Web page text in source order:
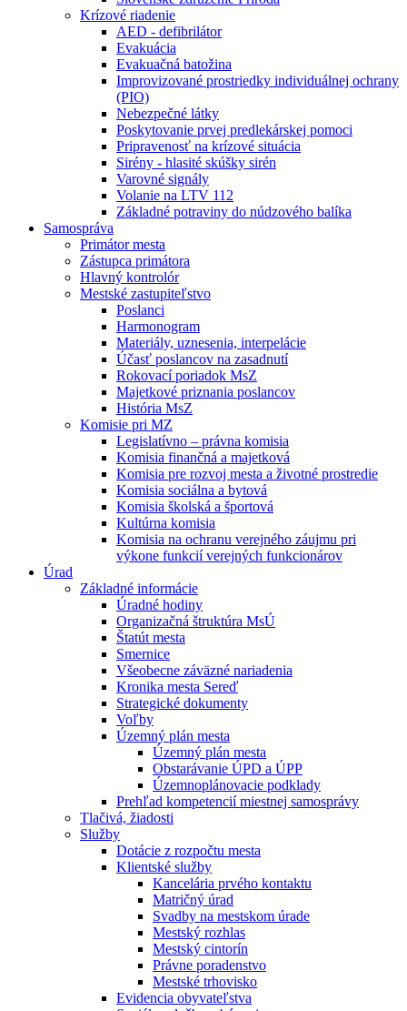
Krízové riadenie
AED - defibrilátor
Evakuácia
Evakuačná batožina
Improvizované prostriedky individuálnej ochrany
(PIO)
Nebezpečné látky
Poskytovanie prvej predlekárskej pomoci
Pripravenosť na krízové situácia
Sirény - hlasité skúšky sirén
Varovné signály
Volanie na LTV 112
Základné potraviny do núdzového balíka
Samospráva
Primátor mesta
Zástupca primátora
Hlavný kontrolór
Mestské zastupiteľstvo
Poslanci
Harmonogram
Materiály, uznesenia, interpelácie
Účasť poslancov na zasadnutí
Rokovací poriadok MsZ
Majetkové priznania poslancov
História MsZ
Komisie pri MZ
Legislatívno – právna komisia
Komisia finančná a majetková
Komisia pre rozvoj mesta a životné prostredie
Komisia sociálna a bytová
Komisia školská a športová
Kultúrna komisia
Komisia na ochranu verejného záujmu pri
výkone funkcií verejných funkcionárov
Úrad
Základné informácie
Úradné hodiny
Organizačná štruktúra MsÚ
Štatút mesta
Smernice
Všeobecne záväzné nariadenia
Kronika mesta Sereď
Strategické dokumenty
Voľby
Územný plán mesta
Územný plán mesta
Obstarávanie ÚPD a ÚPP
Územnoplánovacie podklady
Prehľad kompetencií miestnej samosprávy
Tlačivá, žiadosti
Služby
Dotácie z rozpočtu mesta
Klientské služby
Kancelária prvého kontaktu
Matričný úrad
Svadby na mestskom úrade
Mestský rozhlas
Mestský cintorín
Právne poradenstvo
Mestské trhovisko
Evidencia obyvateľstva